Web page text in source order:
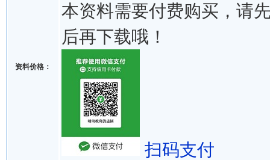
资料价格：
本资料需要付费购买，请
后再下载哦！
扫码支付